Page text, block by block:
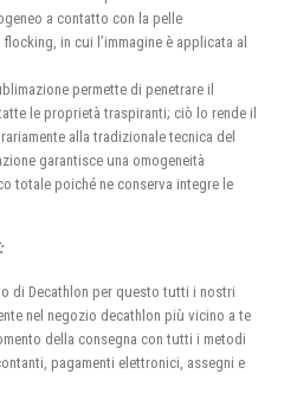
a contatto con la pelle
in cui l’immagine è applicata al
permette di penetrare il
le proprietà traspiranti; ciò lo rende il
alla tradizionale tecnica del
garantisce una omogeneità
totale poiché ne conserva integre le
di Decathlon per questo tutti i nostri
nel negozio decathlon più vicino a te
della consegna con tutti i metodi
pagamenti elettronici, assegni e